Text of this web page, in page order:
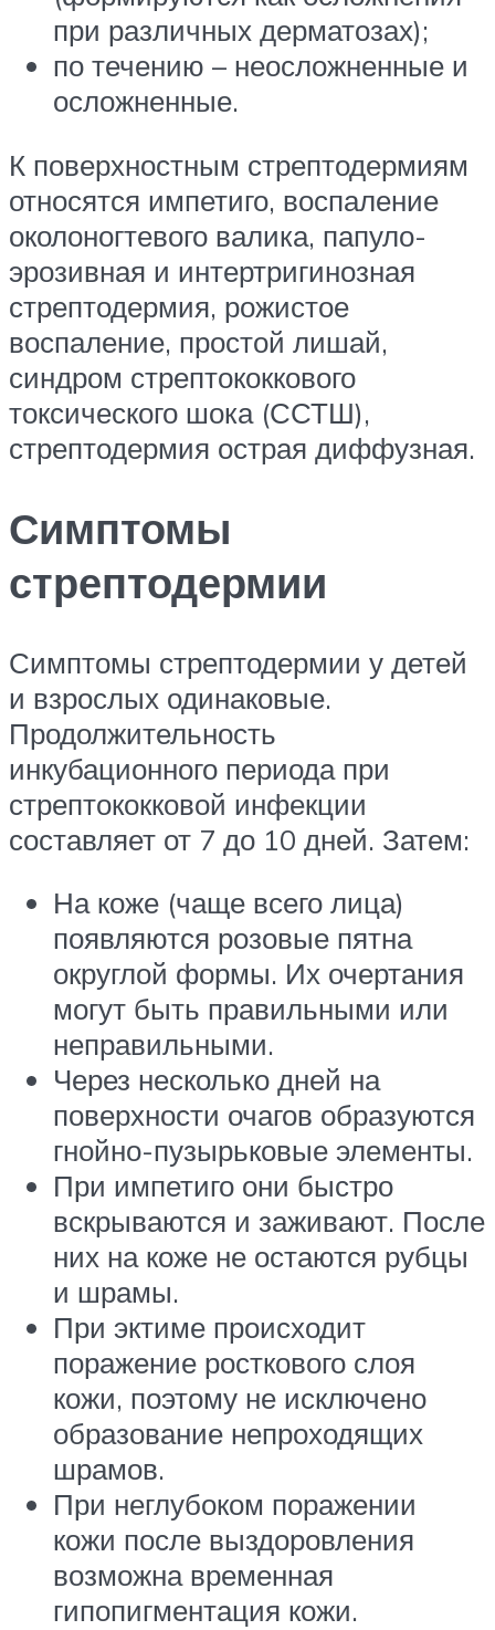
при различных дерматозах);
по течению – неосложненные и
осложненные.
К поверхностным стрептодермиям
относятся импетиго, воспаление
околоногтевого валика, папуло-
эрозивная и интертригинозная
стрептодермия, рожистое
воспаление, простой лишай,
синдром стрептококкового
токсического шока (ССТШ),
стрептодермия острая диффузная.
Симптомы
стрептодермии
Симптомы стрептодермии у детей
и взрослых одинаковые.
Продолжительность
инкубационного периода при
стрептококковой инфекции
составляет от 7 до 10 дней. Затем:
На коже (чаще всего лица)
появляются розовые пятна
округлой формы. Их очертания
могут быть правильными или
неправильными.
Через несколько дней на
поверхности очагов образуются
гнойно-пузырьковые элементы.
При импетиго они быстро
вскрываются и заживают. После
них на коже не остаются рубцы
и шрамы.
При эктиме происходит
поражение росткового слоя
кожи, поэтому не исключено
образование непроходящих
шрамов.
При неглубоком поражении
кожи после выздоровления
возможна временная
гипопигментация кожи.